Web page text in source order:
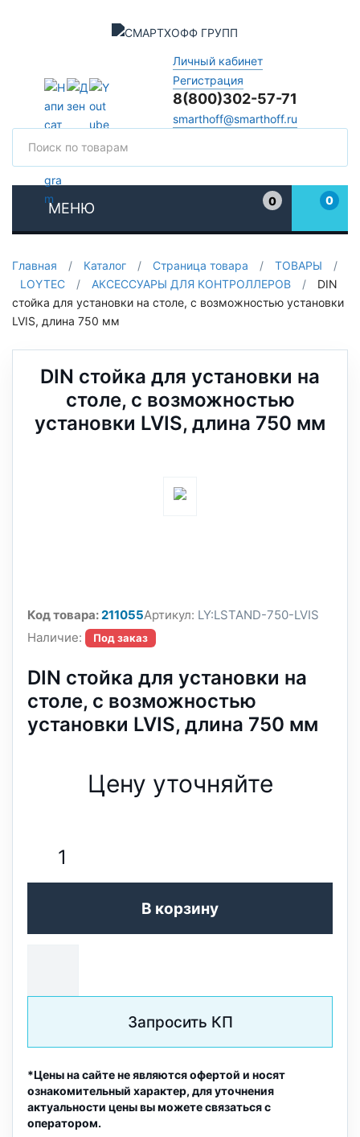
Личный кабинет
Регистрация
8(800)302-57-71
smarthoff@smarthoff.ru
МЕНЮ
0
0
Главная / Каталог / Страница товара / ТОВАРЫ
/
LOYTEC
/ АКСЕССУАРЫ ДЛЯ КОНТРОЛЛЕРОВ /
DIN
стойка для установки на столе, с возможностью установки
LVIS, длина 750 мм
DIN стойка для установки на
столе, с возможностью
установки LVIS, длина 750 мм
Код товара:211055Артикул: LY:LSTAND-750-LVIS
Наличие:
Под заказ
DIN стойка для установки на
столе, с возможностью
установки LVIS, длина 750 мм
Цену уточняйте
В корзину
Запросить КП
*Цены на сайте не являются офертой и носят
ознакомительный характер, для уточнения
актуальности цены вы можете связаться с
оператором.